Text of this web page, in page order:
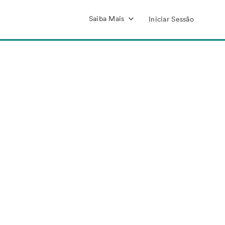
Saiba Mais Iniciar Sessão